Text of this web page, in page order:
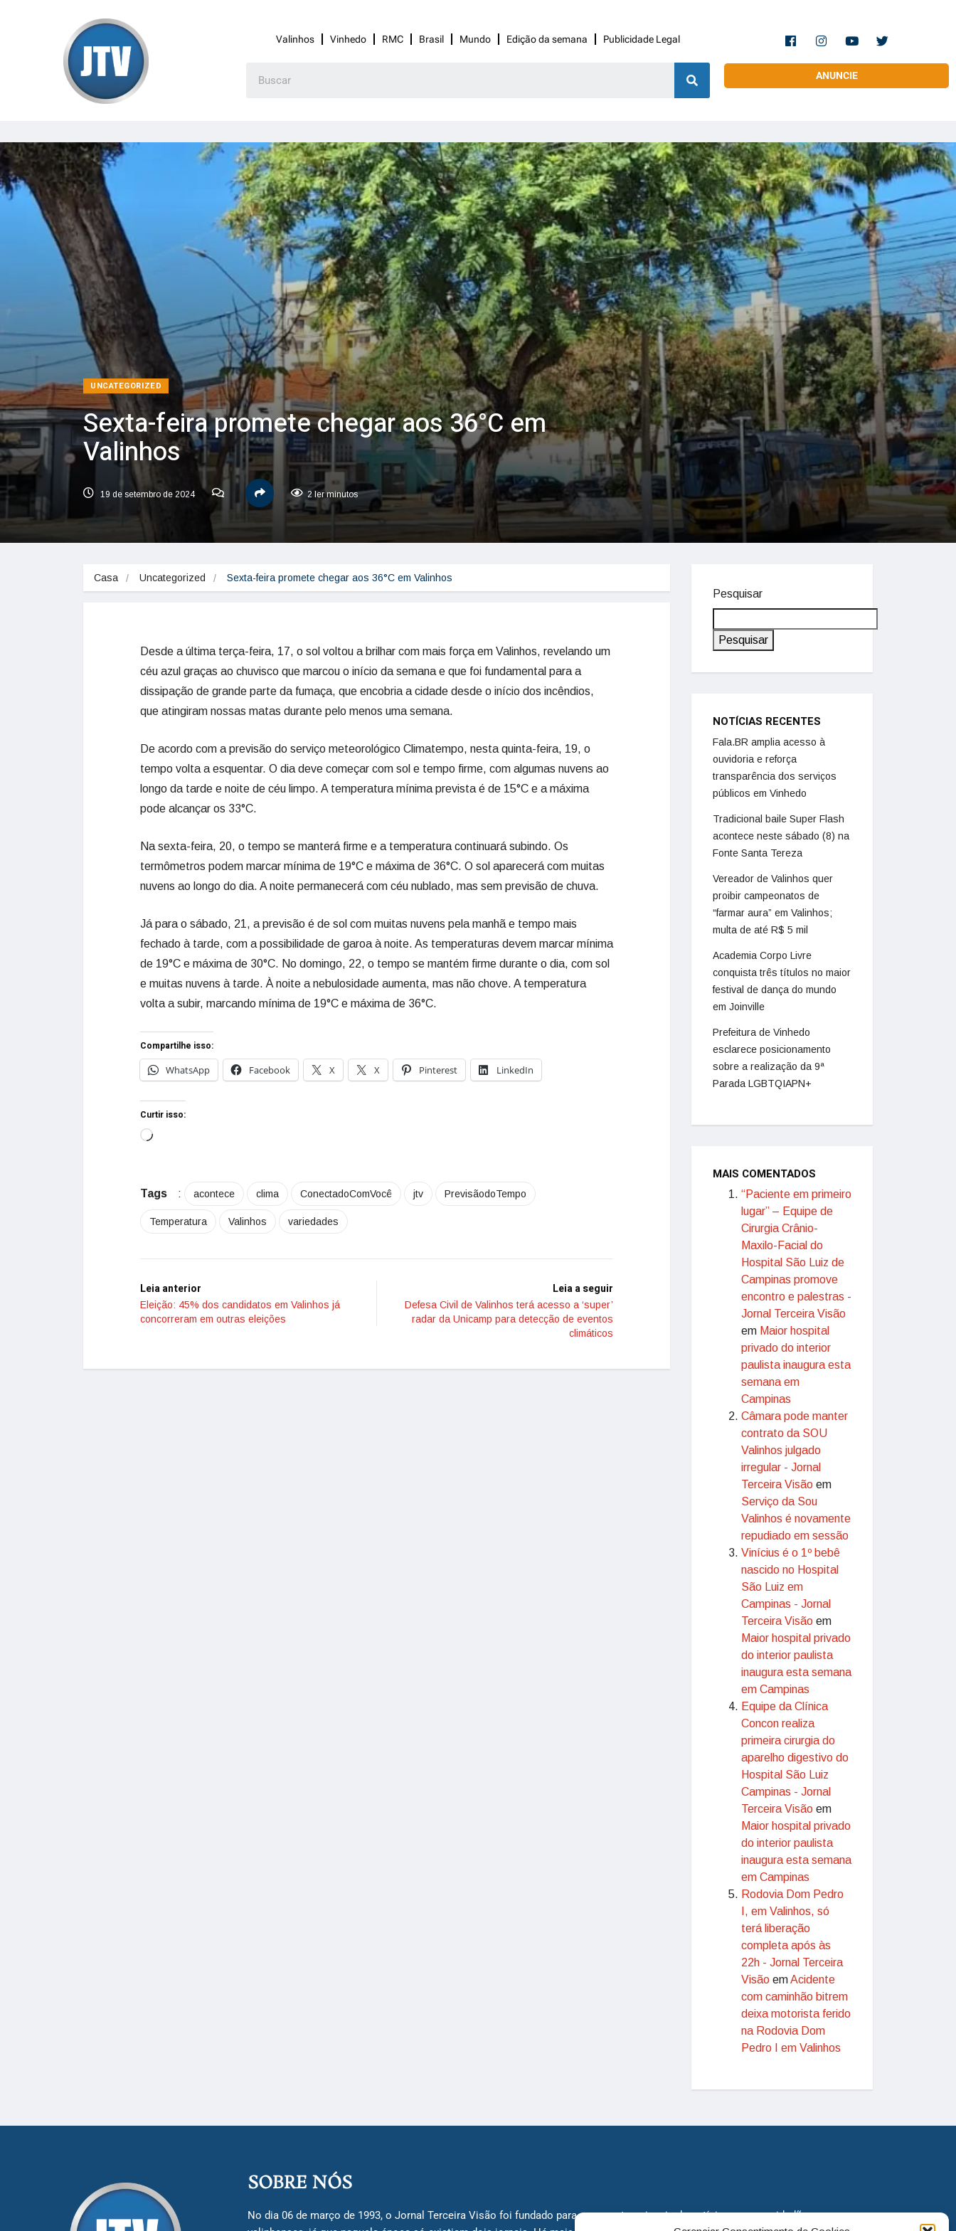
Valinhos Vinhedo RMC Brasil Mundo Edição da semana Publicidade Legal
ANUNCIE
UNCATEGORIZED
Sexta-feira promete chegar aos 36°C em
Valinhos
19 de setembro de 2024 2 ler minutos
Casa Uncategorized Sexta-feira promete chegar aos 36°C em Valinhos
Desde a última terça-feira, 17, o sol voltou a brilhar com mais força em Valinhos, revelando um
céu azul graças ao chuvisco que marcou o início da semana e que foi fundamental para a
dissipação de grande parte da fumaça, que encobria a cidade desde o início dos incêndios,
que atingiram nossas matas durante pelo menos uma semana.
De acordo com a previsão do serviço meteorológico Climatempo, nesta quinta-feira, 19, o
tempo volta a esquentar. O dia deve começar com sol e tempo firme, com algumas nuvens ao
longo da tarde e noite de céu limpo. A temperatura mínima prevista é de 15°C e a máxima
pode alcançar os 33°C.
Na sexta-feira, 20, o tempo se manterá firme e a temperatura continuará subindo. Os
termômetros podem marcar mínima de 19°C e máxima de 36°C. O sol aparecerá com muitas
nuvens ao longo do dia. A noite permanecerá com céu nublado, mas sem previsão de chuva.
Já para o sábado, 21, a previsão é de sol com muitas nuvens pela manhã e tempo mais
fechado à tarde, com a possibilidade de garoa à noite. As temperaturas devem marcar mínima
de 19°C e máxima de 30°C. No domingo, 22, o tempo se mantém firme durante o dia, com sol
e muitas nuvens à tarde. À noite a nebulosidade aumenta, mas não chove. A temperatura
volta a subir, marcando mínima de 19°C e máxima de 36°C.
Compartilhe isso:
WhatsApp
Facebook X X Pinterest LinkedIn
Curtir isso:
Tags : acontece clima ConectadoComVocê jtv PrevisãodoTempo
Temperatura Valinhos variedades
Leia anterior
Eleição: 45% dos candidatos em Valinhos já
concorreram em outras eleições
Leia a seguir
Defesa Civil de Valinhos terá acesso a ‘super’
radar da Unicamp para detecção de eventos
climáticos
Pesquisar
Pesquisar
NOTÍCIAS RECENTES
Fala.BR amplia acesso à
ouvidoria e reforça
transparência dos serviços
públicos em Vinhedo
Tradicional baile Super Flash
acontece neste sábado (8) na
Fonte Santa Tereza
Vereador de Valinhos quer
proibir campeonatos de
“farmar aura” em Valinhos;
multa de até R$ 5 mil
Academia Corpo Livre
conquista três títulos no maior
festival de dança do mundo
em Joinville
Prefeitura de Vinhedo
esclarece posicionamento
sobre a realização da 9ª
Parada LGBTQIAPN+
MAIS COMENTADOS
“Paciente em primeiro
lugar” – Equipe de
Cirurgia Crânio-
Maxilo-Facial do
Hospital São Luiz de
Campinas promove
encontro e palestras -
Jornal Terceira Visão
em Maior hospital
privado do interior
paulista inaugura esta
semana em
Campinas
Câmara pode manter
contrato da SOU
Valinhos julgado
irregular - Jornal
Terceira Visão em
Serviço da Sou
Valinhos é novamente
repudiado em sessão
Vinícius é o 1º bebê
nascido no Hospital
São Luiz em
Campinas - Jornal
Terceira Visão em
Maior hospital privado
do interior paulista
inaugura esta semana
em Campinas
Equipe da Clínica
Concon realiza
primeira cirurgia do
aparelho digestivo do
Hospital São Luiz
Campinas - Jornal
Terceira Visão em
Maior hospital privado
do interior paulista
inaugura esta semana
em Campinas
Rodovia Dom Pedro
I, em Valinhos, só
terá liberação
completa após às
22h - Jornal Terceira
Visão emAcidente
com caminhão bitrem
deixa motorista ferido
na Rodovia Dom
Pedro I em Valinhos
SOBRE NÓS
No dia 06 de março de 1993, o Jornal Terceira Visão foi fundado para ser uma terceira via de notícias para os cidadãos